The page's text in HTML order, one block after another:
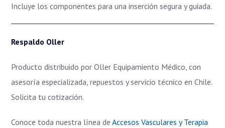
Incluye los componentes para una inserción segura y guiada.
Respaldo Oller
Producto distribuido por Oller Equipamiento Médico, con
asesoría especializada, repuestos y servicio técnico en Chile.
Solicita tu cotización.
Conoce toda nuestra línea deAccesos Vasculares y Terapia